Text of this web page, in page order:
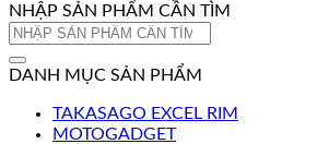
NHẬP SẢN PHẨM CẦN TÌM
Tìm
DANH MỤC SẢN PHẨM
TAKASAGO EXCEL RIM
MOTOGADGET